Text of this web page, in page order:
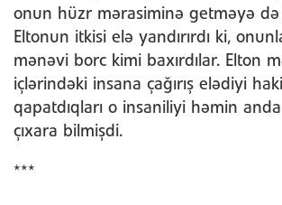
onun hüzr mərasiminə getməyə
Eltonun itkisi elə yandırırdı ki,
mənəvi borc kimi baxırdılar. Elton
içlərindəki insana çağırış elədiyi
qapatdıqları o insaniliyi həmin
çıxara bilmişdi.
***